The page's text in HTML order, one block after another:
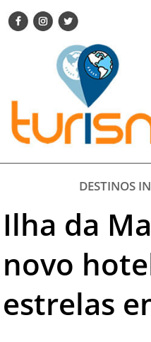
TURISMO
DESTINOS
DESTINOS
Ilha da
novo
estrelas